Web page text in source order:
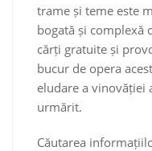
trame și teme este
bogată și complexă
cărți gratuite și
bucur de opera
eludare a vinovăției
urmărit.
Căutarea